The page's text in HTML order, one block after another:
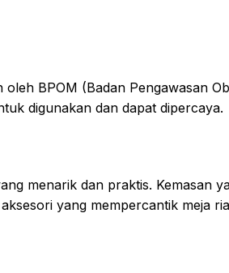
BPOM (Badan Pengawasan
digunakan dan dapat dipercaya.
menarik dan praktis. Kemasan
yang mempercantik meja